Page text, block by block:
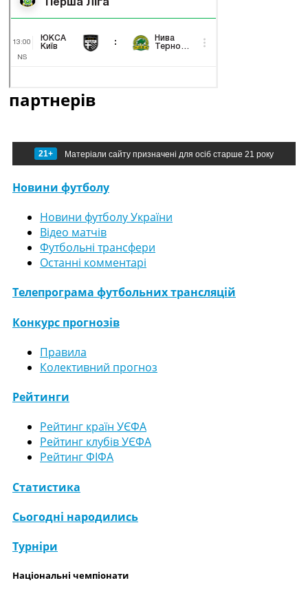
партнерів
21+ Матеріали сайту призначені для осіб старше 21 року
Новини футболу
Новини футболу України
Відео матчів
Футбольні трансфери
Останні комментарі
Телепрограма футбольних трансляцій
Конкурс прогнозів
Правила
Колективний прогноз
Рейтинги
Рейтинг країн УЄФА
Рейтинг клубів УЄФА
Рейтинг ФІФА
Статистика
Сьогодні народились
Турніри
Національні чемпіонати